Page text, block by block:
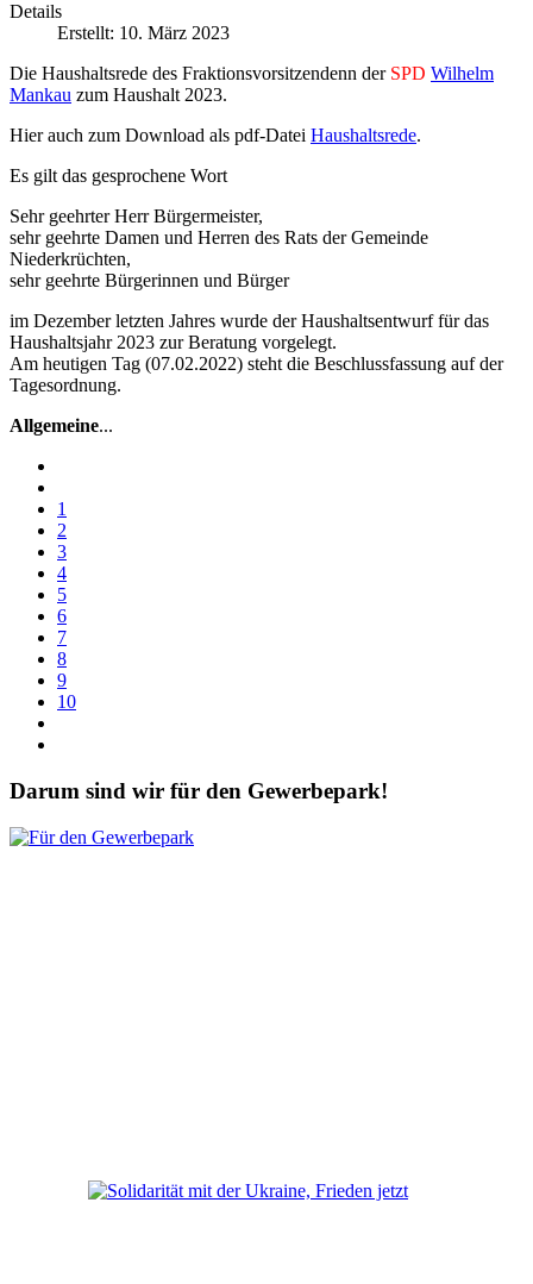
Details
Erstellt: 10. März 2023
Die Haushaltsrede des Fraktionsvorsitzendenn der SPD Wilhelm
Mankau zum Haushalt 2023.
Hier auch zum Download als pdf-Datei Haushaltsrede.
Es gilt das gesprochene Wort
Sehr geehrter Herr Bürgermeister,
sehr geehrte Damen und Herren des Rats der Gemeinde
Niederkrüchten,
sehr geehrte Bürgerinnen und Bürger
im Dezember letzten Jahres wurde der Haushaltsentwurf für das
Haushaltsjahr 2023 zur Beratung vorgelegt.
Am heutigen Tag (07.02.2022) steht die Beschlussfassung auf der
Tagesordnung.
Allgemeine...
1
2
3
4
5
6
7
8
9
10
Darum sind wir für den Gewerbepark!